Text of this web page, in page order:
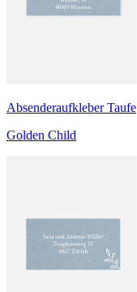
Absenderaufkleber Taufe
Golden Child